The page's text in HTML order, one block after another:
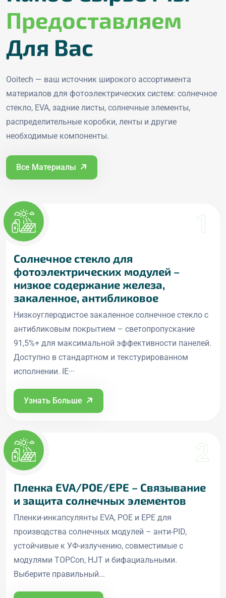
Предоставляем
Для Вас
Ooitech — ваш источник широкого ассортимента
материалов для фотоэлектрических систем: солнечное
стекло, EVA, задние листы, солнечные элементы,
распределительные коробки, ленты и другие
необходимые компоненты.
Все Материалы
1
Солнечное стекло для
фотоэлектрических модулей –
низкое содержание железа,
закаленное, антибликовое
Низкоуглеродистое закаленное солнечное стекло с
антибликовым покрытием – светопропускание
91,5%+ для максимальной эффективности панелей.
Доступно в стандартном и текстурированном
исполнении. IE···
Узнать Больше
2
Пленка EVA/POE/EPE – Связывание
и защита солнечных элементов
Пленки-инкапсулянты EVA, POE и EPE для
производства солнечных модулей – анти-PID,
устойчивые к УФ-излучению, совместимые с
модулями TOPCon, HJT и бифациальными.
Выберите правильный...